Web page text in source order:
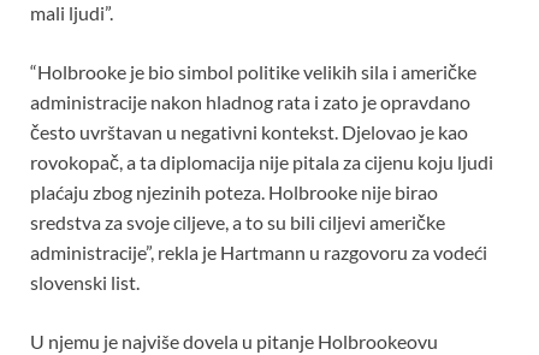
mali ljudi”.
“Holbrooke je bio simbol politike velikih sila i američke
administracije nakon hladnog rata i zato je opravdano
često uvrštavan u negativni kontekst. Djelovao je kao
rovokopač, a ta diplomacija nije pitala za cijenu koju ljudi
plaćaju zbog njezinih poteza. Holbrooke nije birao
sredstva za svoje ciljeve, a to su bili ciljevi američke
administracije”, rekla je Hartmann u razgovoru za vodeći
slovenski list.
U njemu je najviše dovela u pitanje Holbrookeovu